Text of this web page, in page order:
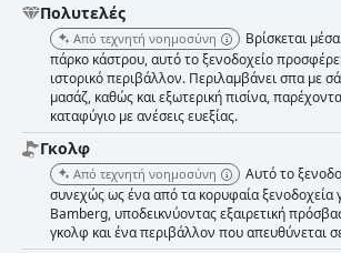
με ορισμένους κριτικούς να λένε μάλιστα ότι η
επίπεδο αστέρων. Τα μεγάλου μεγέθους, ευρύχωρα
είναι άνετα επιπλωμένα με ένα μείγμα μοντέρνας
Το προσωπικό είναι φιλικό, εξυπηρετικό και
έχει λάβει ενθουσιώδεις κριτικές από τους
σάουνας να αποτελεί ιδιαίτερο σημείο αναφοράς.
Burgellern - Genuss und Geschichte seit 1726 είναι
μέρος για οικογένειες με παιδιά που
εξωτερικούς χώρους. Οι επισκέπτες έχουν
σε άνετα, καλής ποιότητας κρεβάτια. Συνολικά, το
προσφέρει μια αυθεντική, ιστορική αίσθηση και
αξέχαστη εμπειρία διαμονής.
Πολυτελές
Από τεχνητή νοημοσύνη
Βρίσκεται
πάρκο κάστρου, αυτό το ξενοδοχείο
ιστορικό περιβάλλον. Περιλαμβάνει σπα με
μασάζ, καθώς και εξωτερική πισίνα,
καταφύγιο με ανέσεις ευεξίας.
Γκολφ
Από τεχνητή νοημοσύνη
Αυτό το
συνεχώς ως ένα από τα κορυφαία ξενοδοχεία
Bamberg, υποδεικνύοντας εξαιρετική
γκολφ και ένα περιβάλλον που απευθύνεται